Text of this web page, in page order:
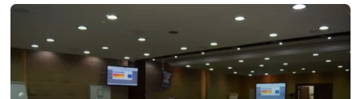
الصورة